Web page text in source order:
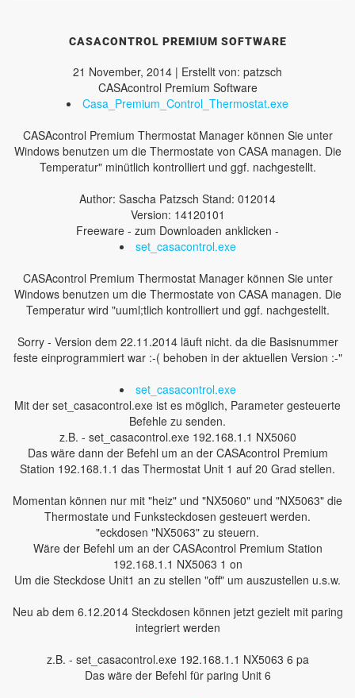
CASACONTROL PREMIUM SOFTWARE
21 November, 2014 | Erstellt von: patzsch
CASAcontrol Premium Software
Casa_Premium_Control_Thermostat.exe
CASAcontrol Premium Thermostat Manager können Sie unter
Windows benutzen um die Thermostate von CASA managen. Die
Temperatur" minütlich kontrolliert und ggf. nachgestellt.
Author: Sascha Patzsch Stand: 012014
Version: 14120101
Freeware - zum Downloaden anklicken -
set_casacontrol.exe
CASAcontrol Premium Thermostat Manager können Sie unter
Windows benutzen um die Thermostate von CASA managen. Die
Temperatur wird "uuml;tlich kontrolliert und ggf. nachgestellt.
Sorry - Version dem 22.11.2014 läuft nicht. da die Basisnummer
feste einprogrammiert war :-( behoben in der aktuellen Version :-"
set_casacontrol.exe
Mit der set_casacontrol.exe ist es möglich, Parameter gesteuerte
Befehle zu senden.
z.B. - set_casacontrol.exe 192.168.1.1 NX5060
Das wäre dann der Befehl um an der CASAcontrol Premium
Station 192.168.1.1 das Thermostat Unit 1 auf 20 Grad stellen.
Momentan können nur mit "heiz" und "NX5060" und "NX5063" die
Thermostate und Funksteckdosen gesteuert werden.
"eckdosen "NX5063" zu steuern.
Wäre der Befehl um an der CASAcontrol Premium Station
192.168.1.1 NX5063 1 on
Um die Steckdose Unit1 an zu stellen "off" um auszustellen u.s.w.
Neu ab dem 6.12.2014 Steckdosen können jetzt gezielt mit paring
integriert werden
z.B. - set_casacontrol.exe 192.168.1.1 NX5063 6 pa
Das wäre der Befehl für paring Unit 6